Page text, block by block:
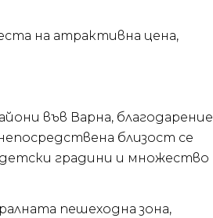
на атрактивна цена,
във Варна, благодарение
близост се
градини и множество
пешеходна зона,